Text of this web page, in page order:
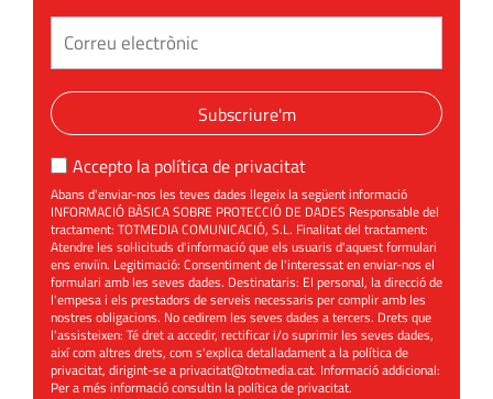
Subscriure'm
Accepto la política de privacitat
Abans d'enviar-nos les teves dades llegeix la següent informació
INFORMACIÓ BÀSICA SOBRE PROTECCIÓ DE DADES Responsable del
tractament: TOTMEDIA COMUNICACIÓ, S.L. Finalitat del tractament:
Atendre les sol·licituds d'informació que els usuaris d'aquest formulari
ens enviïn. Legitimació: Consentiment de l'interessat en enviar-nos el
formulari amb les seves dades. Destinataris: El personal, la direcció de
l'empesa i els prestadors de serveis necessaris per complir amb les
nostres obligacions. No cedirem les seves dades a tercers. Drets que
l'assisteixen: Té dret a accedir, rectificar i/o suprimir les seves dades,
així com altres drets, com s'explica detalladament a la política de
privacitat, dirigint-se aprivacitat@totmedia.cat. Informació addicional:
Per a més informació consultin lapolítica de privacitat.